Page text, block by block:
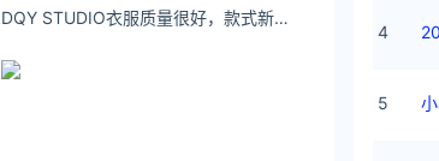
DQY STUDIO衣服质量很好，款式新颖大方，非常喜欢。
4
5